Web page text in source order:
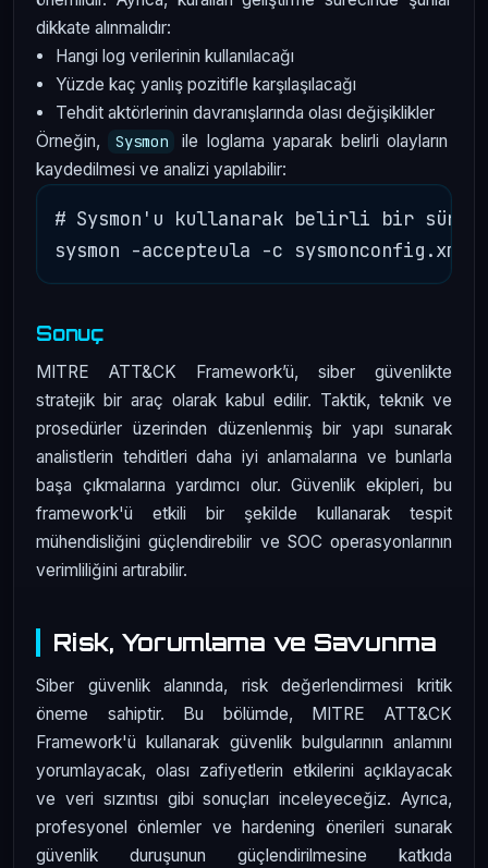
dikkate alınmalıdır:
Hangi log verilerinin kullanılacağı
Yüzde kaç yanlış pozitifle karşılaşılacağı
Tehdit aktörlerinin davranışlarında olası değişiklikler
Örneğin,
Sysmon
ile loglama yaparak belirli olayların
kaydedilmesi ve analizi yapılabilir:
# Sysmon'u kullanarak belirli bir süreç
Sonuç
MITRE ATT&CK Framework’ü, siber güvenlikte
stratejik bir araç olarak kabul edilir. Taktik, teknik ve
prosedürler üzerinden düzenlenmiş bir yapı sunarak
analistlerin tehditleri daha iyi anlamalarına ve bunlarla
başa çıkmalarına yardımcı olur. Güvenlik ekipleri, bu
framework'ü etkili bir şekilde kullanarak tespit
mühendisliğini güçlendirebilir ve SOC operasyonlarının
verimliliğini artırabilir.
Risk, Yorumlama ve Savunma
Siber güvenlik alanında, risk değerlendirmesi kritik
öneme sahiptir. Bu bölümde, MITRE ATT&CK
Framework'ü kullanarak güvenlik bulgularının anlamını
yorumlayacak, olası zafiyetlerin etkilerini açıklayacak
ve veri sızıntısı gibi sonuçları inceleyeceğiz. Ayrıca,
profesyonel önlemler ve hardening önerileri sunarak
güvenlik duruşunun güçlendirilmesine katkıda